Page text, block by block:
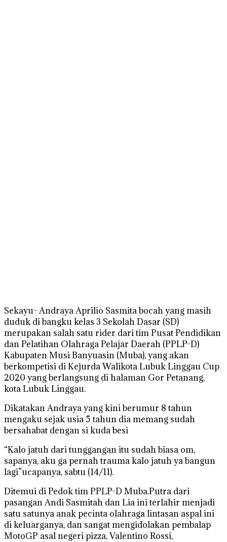
Sekayu- Andraya Aprilio Sasmita bocah yang masih
duduk di bangku kelas 3 Sekolah Dasar (SD)
merupakan salah satu rider dari tim Pusat Pendidikan
dan Pelatihan Olahraga Pelajar Daerah (PPLP-D)
Kabupaten Musi Banyuasin (Muba), yang akan
berkompetisi di Kejurda Walikota Lubuk Linggau Cup
2020 yang berlangsung di halaman Gor Petanang,
kota Lubuk Linggau.
Dikatakan Andraya yang kini berumur 8 tahun
mengaku sejak usia 5 tahun dia memang sudah
bersahabat dengan si kuda besi
“Kalo jatuh dari tunggangan itu sudah biasa om,
sapanya, aku ga pernah trauma kalo jatuh ya bangun
lagi”ucapanya, sabtu (14/11).
Ditemui di Pedok tim PPLP-D Muba.Putra dari
pasangan Andi Sasmitah dan Lia ini terlahir menjadi
satu satunya anak pecinta olahraga lintasan aspal ini
di keluarganya, dan sangat mengidolakan pembalap
MotoGP asal negeri pizza, Valentino Rossi,